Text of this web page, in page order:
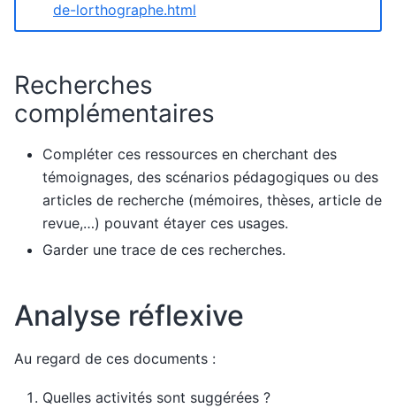
de-lorthographe.html
Recherches
complémentaires
Compléter ces ressources en cherchant des
témoignages, des scénarios pédagogiques ou des
articles de recherche (mémoires, thèses, article de
revue,…) pouvant étayer ces usages.
Garder une trace de ces recherches.
Analyse réflexive
Au regard de ces documents :
Quelles activités sont suggérées ?